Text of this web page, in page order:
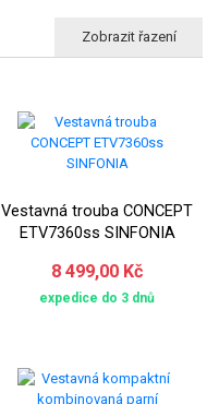
Vestavná trouba CONCEPT
ETV7360ss SINFONIA
8 499,00 Kč
expedice do 3 dnů